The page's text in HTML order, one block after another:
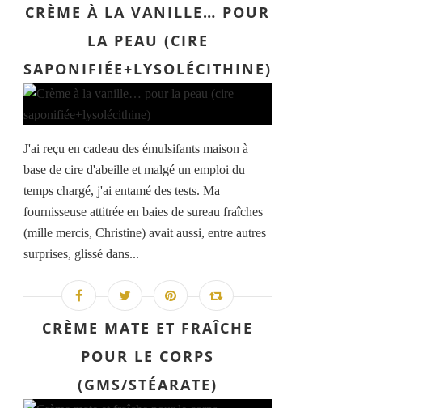
CRÈME À LA VANILLE… POUR
LA PEAU (CIRE
SAPONIFIÉE+LYSOLÉCITHINE)
J'ai reçu en cadeau des émulsifants maison à
base de cire d'abeille et malgé un emploi du
temps chargé, j'ai entamé des tests. Ma
fournisseuse attitrée en baies de sureau fraîches
(mille mercis, Christine) avait aussi, entre autres
surprises, glissé dans...
CRÈME MATE ET FRAÎCHE
POUR LE CORPS
(GMS/STÉARATE)